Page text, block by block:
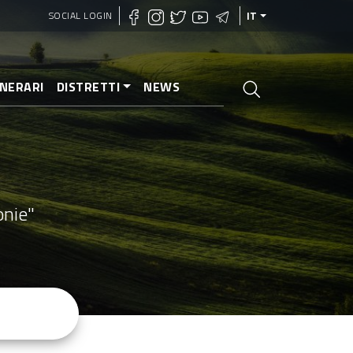
SOCIAL LOGIN IT
DISTRETTI NEWS